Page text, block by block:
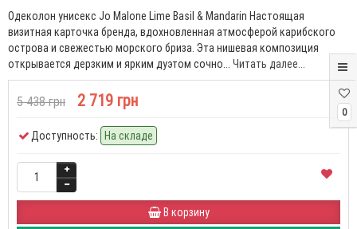
0
Одеколон унисекс Jo Malone Lime Basil & Mandarin Настоящая
визитная карточка бренда, вдохновленная атмосферой карибского
острова и свежестью морского бриза. Эта нишевая композиция
открывается дерзким и ярким дуэтом сочно... Читать далее...
5 438 грн 2 719 грн
Доступность: На складе
В корзину